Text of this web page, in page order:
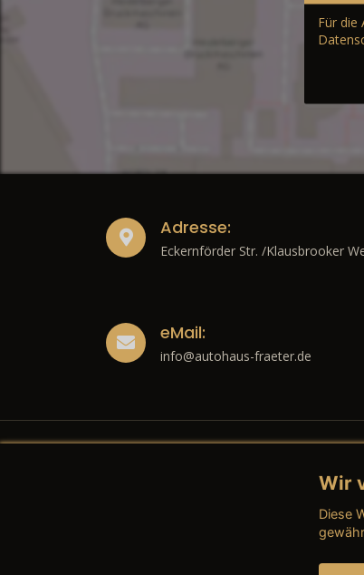
Für die
Adresse:
Eckernförder Str. /Klausbrooker
eMail:
info@autohaus-fraeter.de
Wir
Diese